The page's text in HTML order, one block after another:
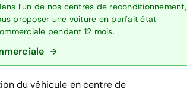
l’un de nos centres de reconditionnement,
proposer une voiture en parfait état
pendant 12 mois.
du véhicule en centre de